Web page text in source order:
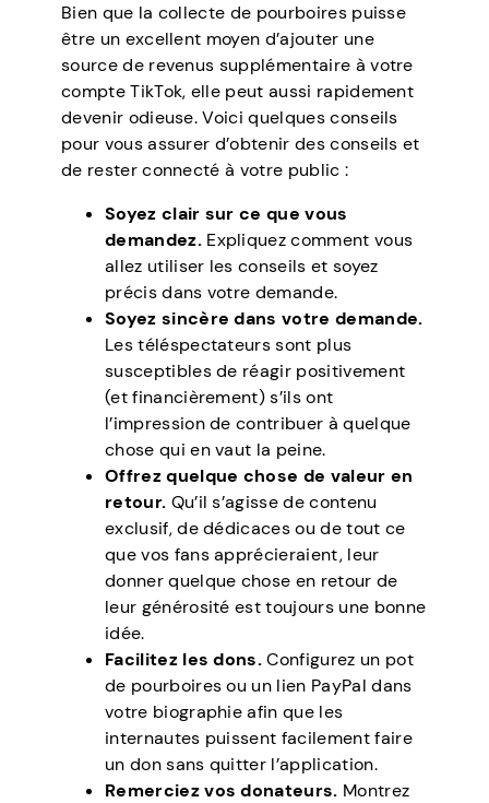
Bien que la collecte de pourboires puisse
être un excellent moyen d’ajouter une
source de revenus supplémentaire à votre
compte TikTok, elle peut aussi rapidement
devenir odieuse. Voici quelques conseils
pour vous assurer d’obtenir des conseils et
de rester connecté à votre public :
Soyez clair sur ce que vous
demandez.Expliquez comment vous
allez utiliser les conseils et soyez
précis dans votre demande.
Soyez sincère dans votre demande.
Les téléspectateurs sont plus
susceptibles de réagir positivement
(et financièrement) s’ils ont
l’impression de contribuer à quelque
chose qui en vaut la peine.
Offrez quelque chose de valeur en
retour. Qu’il s’agisse de contenu
exclusif, de dédicaces ou de tout ce
que vos fans apprécieraient, leur
donner quelque chose en retour de
leur générosité est toujours une bonne
idée.
Facilitez les dons.Configurez un pot
de pourboires ou un lien PayPal dans
votre biographie afin que les
internautes puissent facilement faire
un don sans quitter l’application.
Remerciez vos donateurs. Montrez